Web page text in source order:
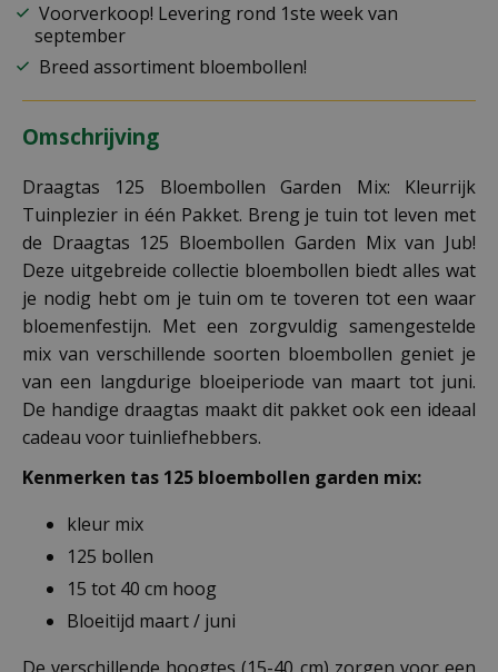
Voorverkoop! Levering rond 1ste week van
september
Breed assortiment bloembollen!
Omschrijving
Draagtas 125 Bloembollen Garden Mix: Kleurrijk
Tuinplezier in één Pakket. Breng je tuin tot leven met
de Draagtas 125 Bloembollen Garden Mix van Jub!
Deze uitgebreide collectie bloembollen biedt alles wat
je nodig hebt om je tuin om te toveren tot een waar
bloemenfestijn. Met een zorgvuldig samengestelde
mix van verschillende soorten bloembollen geniet je
van een langdurige bloeiperiode van maart tot juni.
De handige draagtas maakt dit pakket ook een ideaal
cadeau voor tuinliefhebbers.
Kenmerken tas 125 bloembollen garden mix:
kleur mix
125 bollen
15 tot 40 cm hoog
Bloeitijd maart / juni